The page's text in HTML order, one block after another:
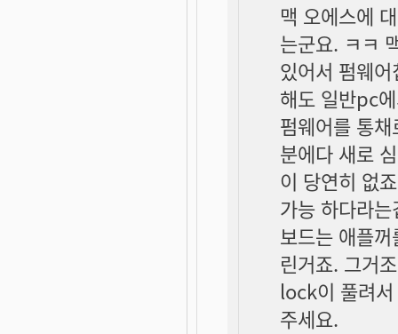
맥 오에스에
는군요. ㅋㅋ
있어서 펌웨
해도 일반pc
펌웨어를 통
분에다 새로
이 당연히 없
가능 하다라
보드는 애플
린거죠. 그거
lock이 풀려
주세요.